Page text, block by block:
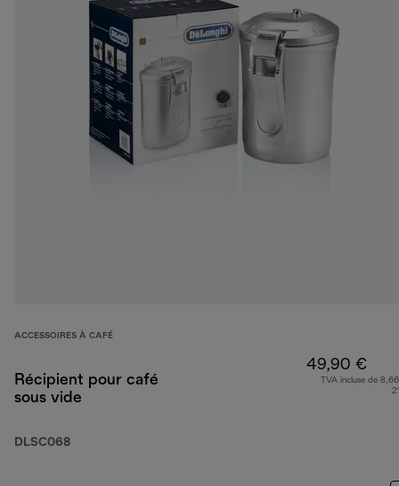
ACCESSOIRES À CAFÉ
Récipient pour café
sous vide
DLSC068
49,90 €
TVA incluse de